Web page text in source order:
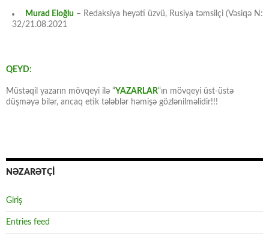
Murad Eloğlu – Redaksiya heyəti üzvü, Rusiya təmsilçi (Vəsiqə N:
32/21.08.2021
QEYD:
Müstəqil yazarın mövqeyi ilə “YAZARLAR“ın mövqeyi üst-üstə
düşməyə bilər, ancaq etik tələblər həmişə gözlənilməlidir!!!
NƏZARƏTÇİ
Giriş
Entries feed